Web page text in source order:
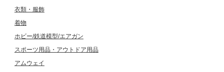
衣類・服飾
着物
ホビー/鉄道模型/エアガン
スポーツ用品・アウトドア用品
アムウェイ